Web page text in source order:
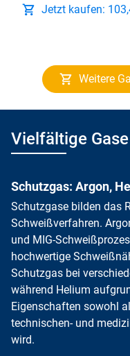
Jetzt kaufen:
Weitere
Vielfältige
Schutzgas: Argon,
Schutzgase bilden das
Schweißverfahren.
und MIG-
hochwertige
Schutzgas bei
während Helium
Eigenschaften sowohl
technischen- und
wird.